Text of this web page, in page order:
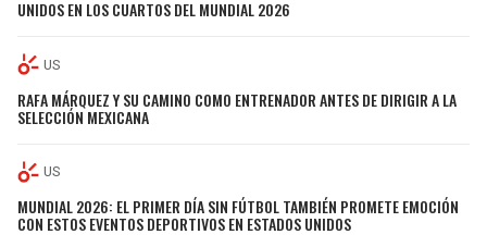
UNIDOS EN LOS CUARTOS DEL MUNDIAL 2026
US
RAFA MÁRQUEZ Y SU CAMINO COMO ENTRENADOR ANTES DE DIRIGIR A LA
SELECCIÓN MEXICANA
US
MUNDIAL 2026: EL PRIMER DÍA SIN FÚTBOL TAMBIÉN PROMETE EMOCIÓN
CON ESTOS EVENTOS DEPORTIVOS EN ESTADOS UNIDOS